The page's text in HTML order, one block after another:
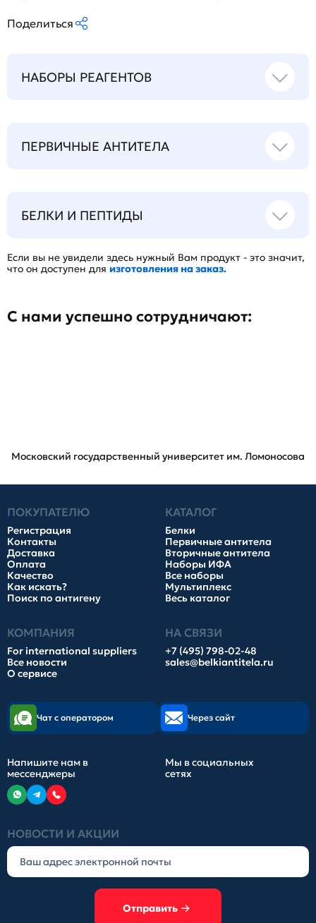
Поделиться
НАБОРЫ РЕАГЕНТОВ
ПЕРВИЧНЫЕ АНТИТЕЛА
БЕЛКИ И ПЕПТИДЫ
Если вы не увидели здесь нужный Вам продукт - это значит,
что он доступен для изготовления на заказ.
С нами успешно сотрудничают:
Московский государственный университет им. Ломоносова
ПОКУПАТЕЛЮ
Регистрация
Контакты
Доставка
Оплата
Качество
Как искать?
Поиск по антигену
КАТАЛОГ
Белки
Первичные антитела
Вторичные антитела
Наборы ИФА
Все наборы
Мультиплекс
Весь каталог
КОМПАНИЯ
For international suppliers
Все новости
О сервисе
НА СВЯЗИ
+7 (495) 798-02-48
sales@belkiantitela.ru
НОВОСТИ И АКЦИИ
Отправить
Чат с оператором Через сайт
Напишите нам в
мессенджеры
Мы в социальных
сетях